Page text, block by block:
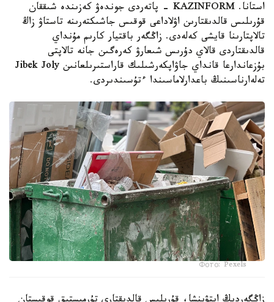
استانا. KAZINFORM - پاتەردى جوندەۋ كەزىندە شىققان
قۇرىلىس قالدىقتارىن اۋلاداعى قوقىس جاشىكتەرىنە تاستاۋ زاڭ
تالاپتارىنا قايشى كەلەدى. زاڭگەر باقتيار كارىم مۇنداي
قالدىقتاردى قالاي دۇرىس شىعارۋ كەرەگىن جانە تالاپتى
بۇزعاندارعا قانداي جاۋاپكەرشىلىك قاراستىرىلعانىن Jibek Joly
تەلەارناسىنىڭ باعدارلاماسىندا ءتۇسىندىردى.
Фото: Pexels